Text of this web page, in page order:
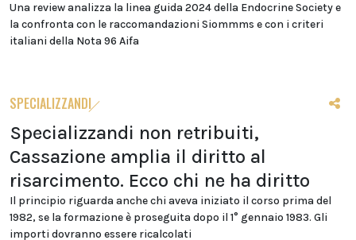
Una review analizza la linea guida 2024 della Endocrine Society e
la confronta con le raccomandazioni Siommms e con i criteri
italiani della Nota 96 Aifa
SPECIALIZZANDI
Specializzandi non retribuiti,
Cassazione amplia il diritto al
risarcimento. Ecco chi ne ha diritto
Il principio riguarda anche chi aveva iniziato il corso prima del
1982, se la formazione è proseguita dopo il 1° gennaio 1983. Gli
importi dovranno essere ricalcolati